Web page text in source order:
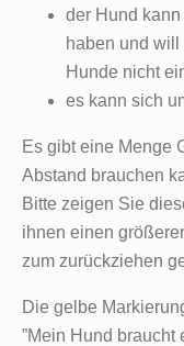
der Hund
haben und
Hunde nicht
es kann sich
Es gibt eine Menge
Abstand brauchen
Bitte zeigen Sie
ihnen einen
zum zurückziehen
Die gelbe
”Mein Hund braucht